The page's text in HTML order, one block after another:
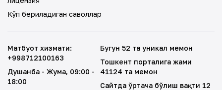
Кўп бериладиган саволлар
Матбуот хизмати:
+998712100163
Душанба - Жума, 09:00 -
18:00
Бугун 52 та уникал меҳмон
Тошкент порталига жами
41124 та меҳмон
Сайтда ўртача бўлиш вақти 12